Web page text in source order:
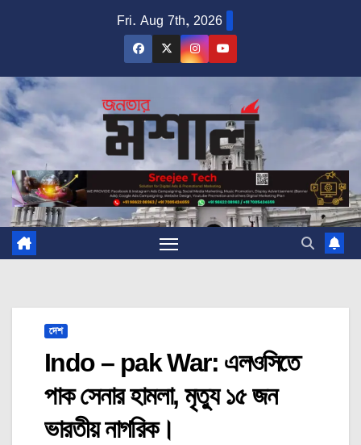
Fri. Aug 7th, 2026
দেশ
Indo – pak War: এলওসিতে
পাক সেনার হামলা, মৃত্যু ১৫ জন
ভারতীয় নাগরিক।